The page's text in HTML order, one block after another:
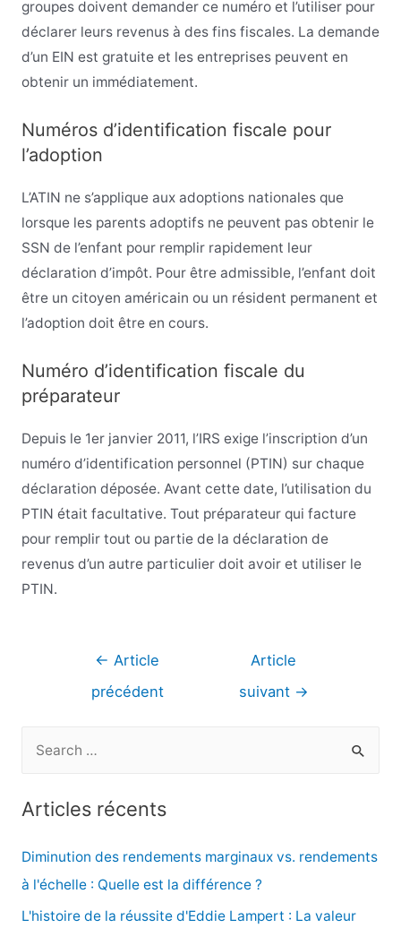
groupes doivent demander ce numéro et l’utiliser pour
déclarer leurs revenus à des fins fiscales. La demande
d’un EIN est gratuite et les entreprises peuvent en
obtenir un immédiatement.
Numéros d’identification fiscale pour
l’adoption
L’ATIN ne s’applique aux adoptions nationales que
lorsque les parents adoptifs ne peuvent pas obtenir le
SSN de l’enfant pour remplir rapidement leur
déclaration d’impôt. Pour être admissible, l’enfant doit
être un citoyen américain ou un résident permanent et
l’adoption doit être en cours.
Numéro d’identification fiscale du
préparateur
Depuis le 1er janvier 2011, l’IRS exige l’inscription d’un
numéro d’identification personnel (PTIN) sur chaque
déclaration déposée. Avant cette date, l’utilisation du
PTIN était facultative. Tout préparateur qui facture
pour remplir tout ou partie de la déclaration de
revenus d’un autre particulier doit avoir et utiliser le
PTIN.
Navigation
l’article
← Article
précédent
Article
suivant →
e
r
Articles récents
Diminution des rendements marginaux vs. rendements
à l'échelle : Quelle est la différence ?
L'histoire de la réussite d'Eddie Lampert : La valeur